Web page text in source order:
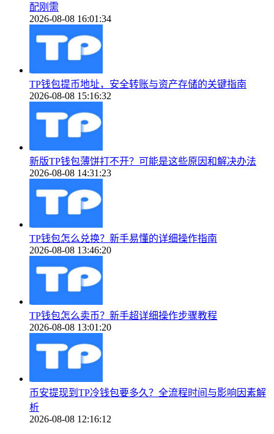
配刚需
2026-08-08 16:01:34
TP钱包提币地址，安全转账与资产存储的关键指南
2026-08-08 15:16:32
新版TP钱包薄饼打不开？可能是这些原因和解决办法
2026-08-08 14:31:23
TP钱包怎么兑换？新手易懂的详细操作指南
2026-08-08 13:46:20
TP钱包怎么卖币？新手超详细操作步骤教程
2026-08-08 13:01:20
币安提现到TP冷钱包要多久？全流程时间与影响因素解
析
2026-08-08 12:16:12